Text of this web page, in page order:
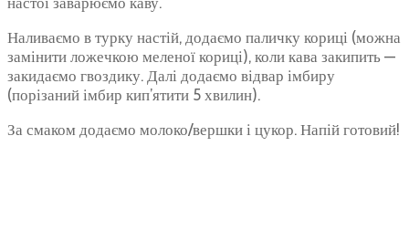
Наливаємо в турку настій, додаємо паличку кориці (можна
замінити ложечкою меленої кориці), коли кава закипить —
закидаємо гвоздику. Далі додаємо відвар імбиру
(порізаний імбир кип’ятити 5 хвилин).
За смаком додаємо молоко/вершки і цукор. Напій готовий!